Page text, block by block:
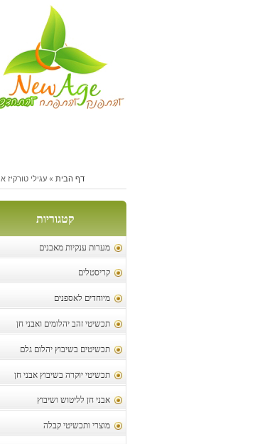
דף הבית »עגילי טורקיז
קטגוריות
מערות ענקיות מאבנים
קריסטלים
מיוחדים לאספנים
תכשיטי זהב יהלומים ואבני חן
תכשיטים בשיבוץ יהלום גלם
תכשיטי יוקרה בשיבוץ אבני חן
אבני חן לליטוש ושיבוץ
מוצרי ותכשיטי קבלה